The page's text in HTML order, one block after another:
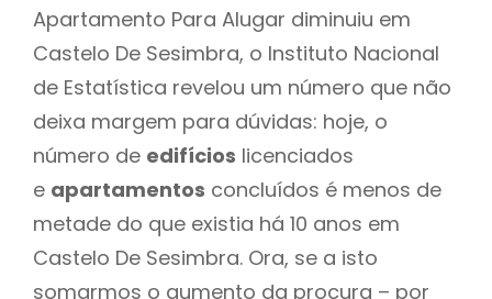
Apartamento Para Alugar diminuiu em
Castelo De Sesimbra, o Instituto Nacional
de Estatística revelou um número que não
deixa margem para dúvidas: hoje, o
número de edifícios licenciados
e apartamentos concluídos é menos de
metade do que existia há 10 anos em
Castelo De Sesimbra. Ora, se a isto
somarmos o aumento da procura – por